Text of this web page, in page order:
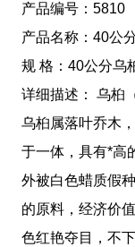
产品编号：5810
产品名称：40公
规 格：40公分乌
详细描述： 乌桕
乌桕属落叶乔木
于一体，具有*高
外被白色蜡质假
的原料，经济价
色红艳夺目，不